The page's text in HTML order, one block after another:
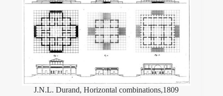
J.N.L. Durand, Horizontal combinations,1809